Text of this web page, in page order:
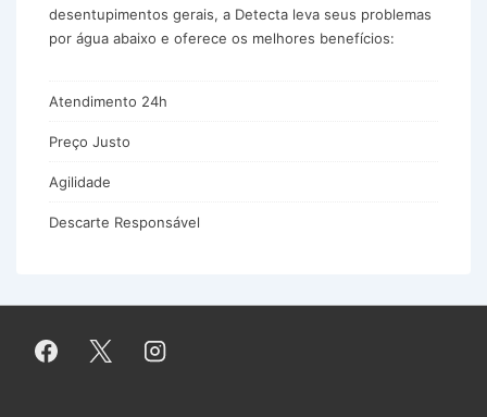
desentupimentos gerais, a Detecta leva seus problemas
por água abaixo e oferece os melhores benefícios:
Atendimento 24h
Preço Justo
Agilidade
Descarte Responsável